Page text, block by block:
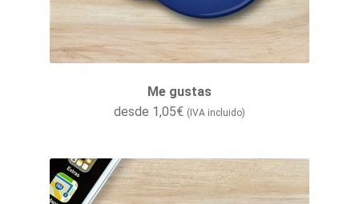
Me gustas
desde 1,05€ (IVA incluido)